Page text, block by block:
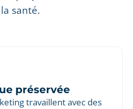
santé.
préservée
travaillent avec des